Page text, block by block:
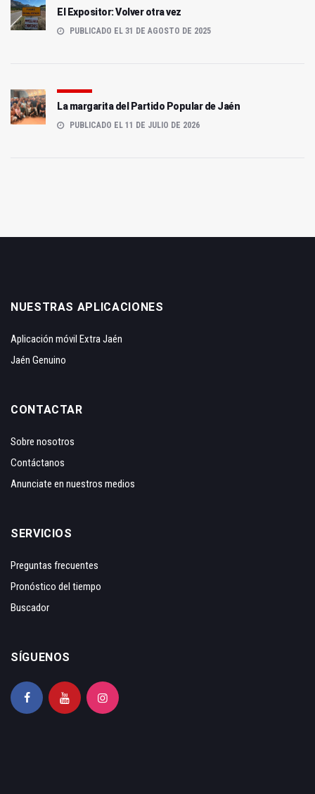
El Expositor: Volver otra vez
PUBLICADO EL 31 DE AGOSTO DE 2025
La margarita del Partido Popular de Jaén
PUBLICADO EL 11 DE JULIO DE 2026
NUESTRAS APLICACIONES
Aplicación móvil Extra Jaén
Jaén Genuino
CONTACTAR
Sobre nosotros
Contáctanos
Anunciate en nuestros medios
SERVICIOS
Preguntas frecuentes
Pronóstico del tiempo
Buscador
SÍGUENOS